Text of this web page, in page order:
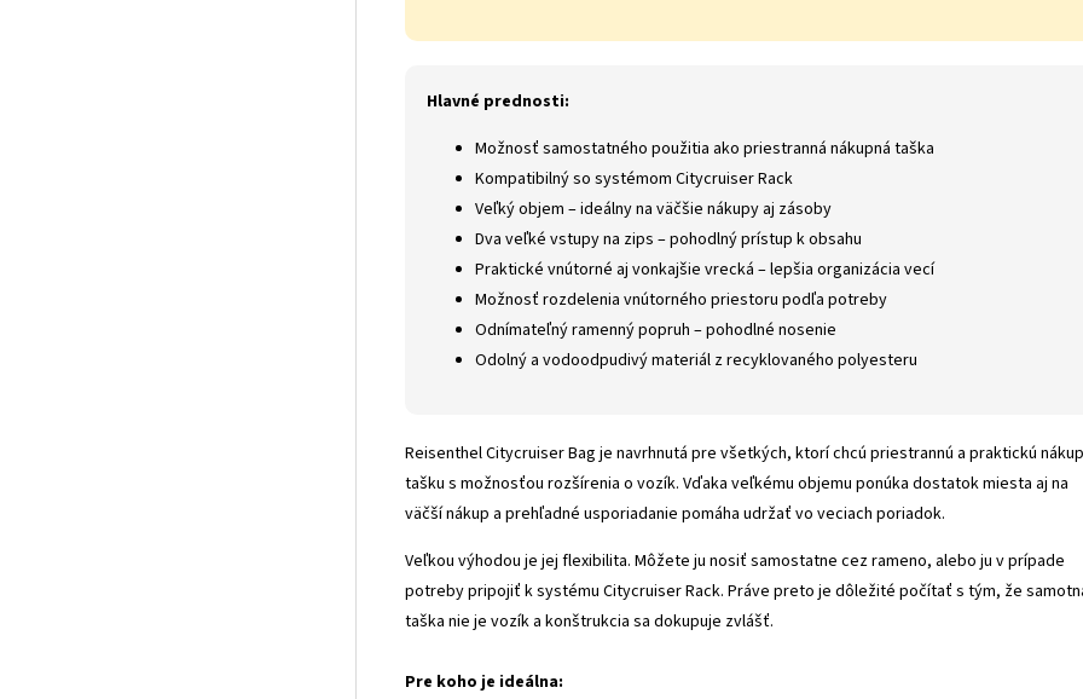
Hlavné prednosti:
Možnosť samostatného použitia ako priestranná nákupná taška
Kompatibilný so systémom Citycruiser Rack
Veľký objem – ideálny na väčšie nákupy aj zásoby
Dva veľké vstupy na zips – pohodlný prístup k obsahu
Praktické vnútorné aj vonkajšie vrecká – lepšia organizácia vecí
Možnosť rozdelenia vnútorného priestoru podľa potreby
Odnímateľný ramenný popruh – pohodlné nosenie
Odolný a vodoodpudivý materiál z recyklovaného polyesteru
Reisenthel Citycruiser Bag je navrhnutá pre všetkých, ktorí chcú priestrannú a praktickú
tašku s možnosťou rozšírenia o vozík. Vďaka veľkému objemu ponúka dostatok miesta aj na
väčší nákup a prehľadné usporiadanie pomáha udržať vo veciach poriadok.
Veľkou výhodou je jej flexibilita. Môžete ju nosiť samostatne cez rameno, alebo ju v prípade
potreby pripojiť k systému Citycruiser Rack. Práve preto je dôležité počítať s tým, že
taška nie je vozík a konštrukcia sa dokupuje zvlášť.
Pre koho je ideálna: